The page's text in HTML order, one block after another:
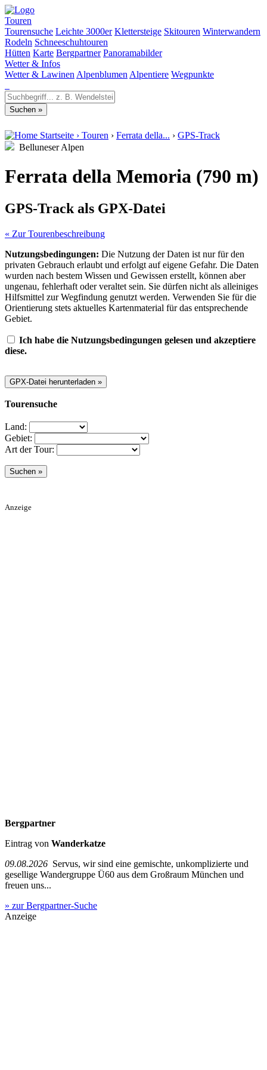
Touren
Tourensuche Leichte 3000er Klettersteige Skitouren Winterwandern
Rodeln Schneeschuhtouren
Hütten Karte Bergpartner Panoramabilder
Wetter & Infos
Wetter & Lawinen Alpenblumen Alpentiere Wegpunkte
Startseite › Touren › Ferrata della... › GPS-Track
Belluneser Alpen
Ferrata della Memoria (790 m)
GPS-Track als GPX-Datei
« Zur Tourenbeschreibung
Nutzungsbedingungen: Die Nutzung der Daten ist nur für den
privaten Gebrauch erlaubt und erfolgt auf eigene Gefahr. Die Daten
wurden nach bestem Wissen und Gewissen erstellt, können aber
ungenau, fehlerhaft oder veraltet sein. Sie dürfen nicht als alleiniges
Hilfsmittel zur Wegfindung genutzt werden. Verwenden Sie für die
Orientierung stets aktuelles Kartenmaterial für das entsprechende
Gebiet.
Ich habe die Nutzungsbedingungen gelesen und akzeptiere
diese.
Tourensuche
Land:
Gebiet:
Art der Tour:
Anzeige
Bergpartner
Eintrag von Wanderkatze
09.08.2026 Servus, wir sind eine gemischte, unkomplizierte und
gesellige Wandergruppe Ü60 aus dem Großraum München und
freuen uns...
» zur Bergpartner-Suche
Anzeige